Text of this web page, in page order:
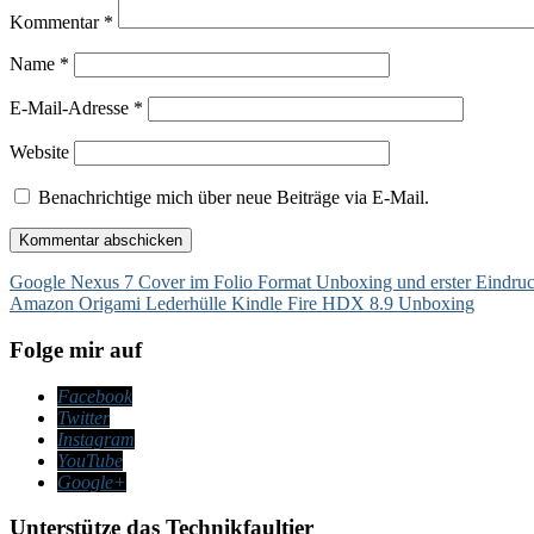
Kommentar *
Name *
E-Mail-Adresse *
Website
Benachrichtige mich über neue Beiträge via E-Mail.
Beitragsnavigation
Google Nexus 7 Cover im Folio Format Unboxing und erster
Amazon Origami Lederhülle Kindle Fire HDX 8.9 Unboxing
Folge mir auf
Facebook
Twitter
Instagram
YouTube
Google+
Unterstütze das Technikfaultier